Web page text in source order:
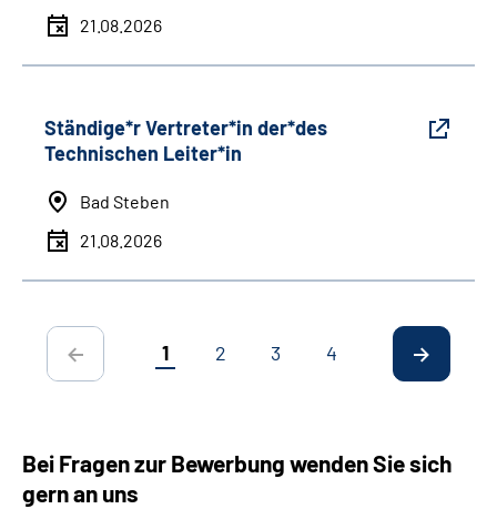
21.08.2026
Ständige*r Vertreter*in der*des
Technischen Leiter*in
Bad Steben
21.08.2026
1 2 3 4
Bei Fragen zur Bewerbung wenden Sie sich
gern an uns